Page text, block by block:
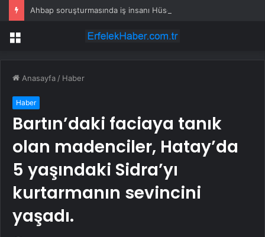
Menü
Anasayfa / Haber
Haber
Bartın’daki faciaya tanık
olan madenciler, Hatay’da
5 yaşındaki Sidra’yı
kurtarmanın sevincini
yaşadı.